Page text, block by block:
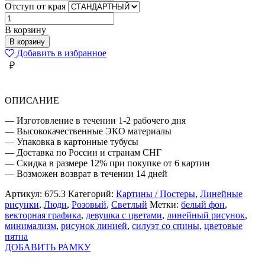
Отступ от края
Количество
товара
РИСУНОК
ЛИНИЕЙ
ДЕВУШКА
С
В корзину
В корзину
Добавить в избранное
₽
ОПИСАНИЕ
— Изготовление в течении 1-2 рабочего дня
— Высококачественные ЭКО материалы
— Упаковка в картонные тубусы
— Доставка по России и странам СНГ
— Скидка в размере 12% при покупке от 6 картин
— Возможен возврат в течении 14 дней
Артикул: 675.3 Категорий: Картины / Постеры, Линейные
рисунки, Люди, Розовый, Светлый Метки: белый фон,
векторная графика, девушка с цветами, линейный рисунок,
минимализм, рисунок линией, силуэт со спины, цветовые
пятна
ДОБАВИТЬ РАМКУ